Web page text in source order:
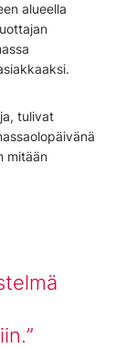
alueella
tulivat
mitään